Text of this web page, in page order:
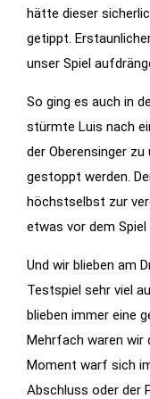
hätte dieser
getippt.
unser Spiel
So ging es auch in
stürmte Luis nach
der Oberensinger
gestoppt werden.
höchstselbst zur
etwas vor dem
Und wir blieben am
Testspiel sehr viel
blieben immer eine
Mehrfach waren wir
Moment warf sich
Abschluss oder der
Website
erhöhen Sie die
Inhalte und
Angebote zu
sehen.